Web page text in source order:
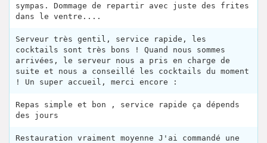
sympas. Dommage de repartir avec juste des frites
dans le ventre....
Serveur très gentil, service rapide, les
cocktails sont très bons ! Quand nous sommes
arrivées, le serveur nous a pris en charge de
suite et nous a conseillé les cocktails du moment
! Un super accueil, merci encore :
Repas simple et bon , service rapide ça dépends
des jours
Restauration vraiment moyenne J'ai commandé une